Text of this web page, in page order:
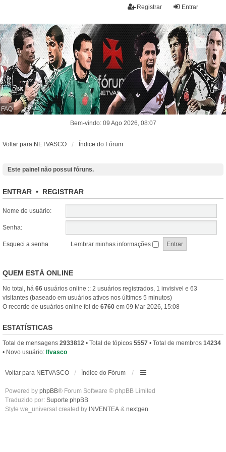
Entrar
Registrar
FAQ
Bem-vindo: 09 Ago 2026, 08:07
Voltar para NETVASCO Índice do Fórum
Este painel não possui fóruns.
ENTRAR • REGISTRAR
Nome de usuário:
Senha:
Esqueci a senha Lembrar minhas informações
QUEM ESTÁ ONLINE
No total, há 66 usuários online :: 2 usuários registrados, 1 invisivel e 63
visitantes (baseado em usuários ativos nos últimos 5 minutos)
O recorde de usuários online foi de 6760 em 09 Mar 2026, 15:08
ESTATÍSTICAS
Total de mensagens 2933812 • Total de tópicos 5557 • Total de membros 14234
• Novo usuário: lfvasco
Voltar para NETVASCO Índice do Fórum
Powered by phpBB® Forum Software © phpBB Limited
Traduzido por: Suporte phpBB
Style we_universal created by INVENTEA & nextgen